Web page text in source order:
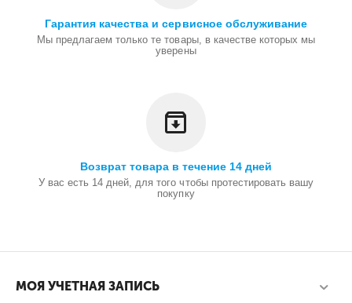
Гарантия качества и сервисное обслуживание
Мы предлагаем только те товары, в качестве которых мы
уверены
Возврат товара в течение 14 дней
У вас есть 14 дней, для того чтобы протестировать вашу
покупку
МОЯ УЧЕТНАЯ ЗАПИСЬ